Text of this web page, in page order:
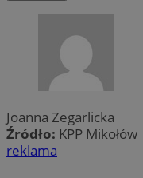
Joanna Zegarlicka
Źródło: KPP Mikołów
reklama